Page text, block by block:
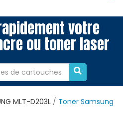
votre
ou toner laser
MLT-D203L
Toner Samsung